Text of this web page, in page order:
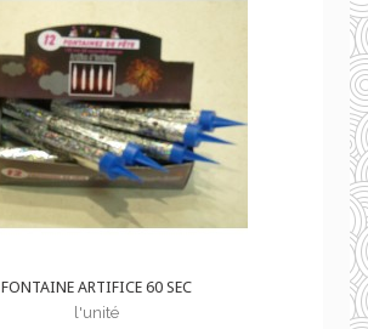
FONTAINE ARTIFICE 60 SEC
l'unité